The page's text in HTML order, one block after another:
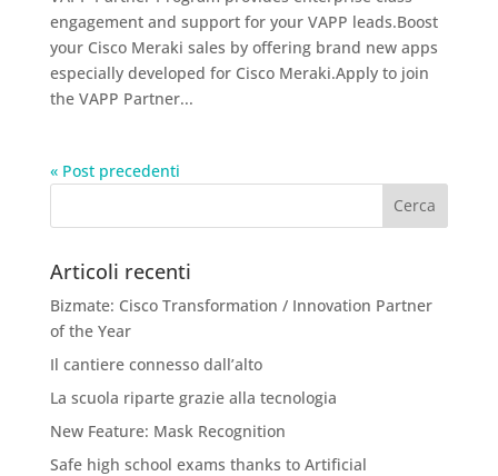
engagement and support for your VAPP leads.Boost
your Cisco Meraki sales by offering brand new apps
especially developed for Cisco Meraki.Apply to join
the VAPP Partner...
« Post precedenti
Articoli recenti
Bizmate: Cisco Transformation / Innovation Partner
of the Year
Il cantiere connesso dall’alto
La scuola riparte grazie alla tecnologia
New Feature: Mask Recognition
Safe high school exams thanks to Artificial